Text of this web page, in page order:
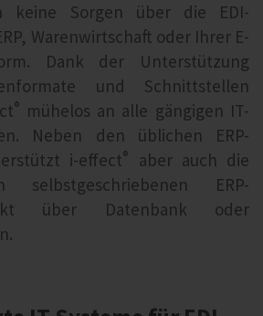
keine Sorgen über die EDI-
Warenwirtschaft oder Ihrer E-
Dank der Unterstützung
und Schnittstellen
® mühelos an alle gängigen IT-
Neben den üblichen ERP-
i‑effect®
aber auch die
selbstgeschriebenen ERP-
über Datenbank oder